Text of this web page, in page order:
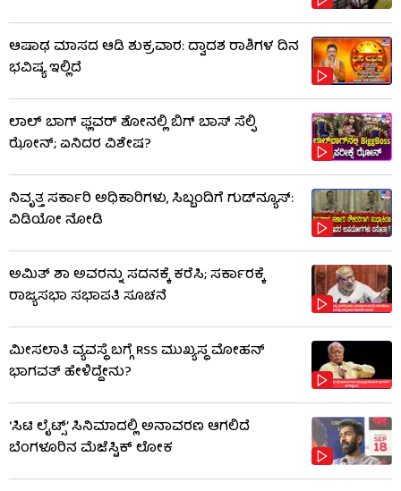
ಆಷಾಢ ಮಾಸದ ಆಡಿ ಶುಕ್ರವಾರ: ದ್ವಾದಶ ರಾಶಿಗಳ ದಿನ
ಭವಿಷ್ಯ ಇಲ್ಲಿದೆ
ಲಾಲ್ ಬಾಗ್ ಫ್ಲವರ್ ಶೋನಲ್ಲಿ ಬಿಗ್ ಬಾಸ್ ಸೆಲ್ಫಿ
ಝೋನ್; ಏನಿದರ ವಿಶೇಷ?
ನಿವೃತ್ತ ಸರ್ಕಾರಿ ಅಧಿಕಾರಿಗಳು, ಸಿಬ್ಬಂದಿಗೆ ಗುಡ್​ನ್ಯೂಸ್:
ವಿಡಿಯೋ ನೋಡಿ
ಅಮಿತ್ ಶಾ ಅವರನ್ನು ಸದನಕ್ಕೆ ಕರೆಸಿ; ಸರ್ಕಾರಕ್ಕೆ
ರಾಜ್ಯಸಭಾ ಸಭಾಪತಿ ಸೂಚನೆ
ಮೀಸಲಾತಿ ವ್ಯವಸ್ಥೆ ಬಗ್ಗೆ RSS​ ಮುಖ್ಯಸ್ಥ ಮೋಹನ್
ಭಾಗವತ್ ಹೇಳಿದ್ದೇನು?
‘ಸಿಟಿ ಲೈಟ್ಸ್’ ಸಿನಿಮಾದಲ್ಲಿ ಅನಾವರಣ ಆಗಲಿದೆ
ಬೆಂಗಳೂರಿನ ಮೆಜೆಸ್ಟಿಕ್ ಲೋಕ